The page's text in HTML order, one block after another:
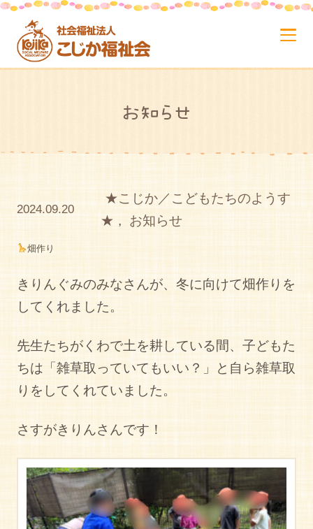
お知らせ
2024.09.20
★こじか／こどもたちのようす
★ , お知らせ
畑作り
きりんぐみのみなさんが、冬に向けて畑作りを
してくれました。
先生たちがくわで土を耕している間、子どもた
ちは「雑草取っていてもいい？」と自ら雑草取
りをしてくれていました。
さすがきりんさんです！